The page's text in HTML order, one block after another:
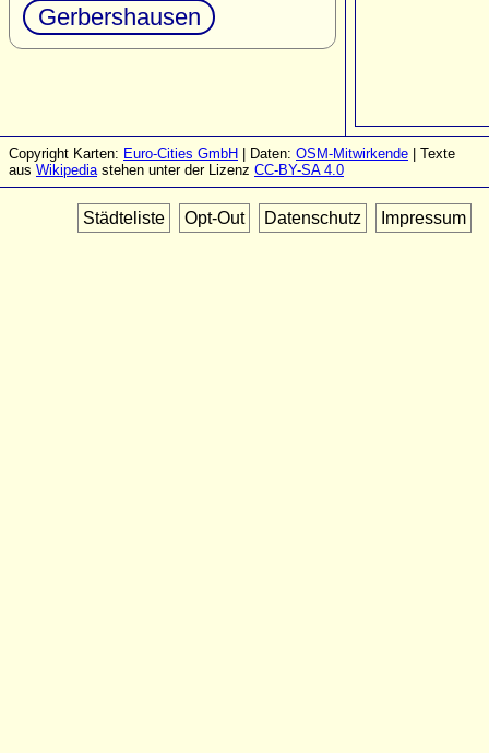
Gerbershausen
Copyright Karten: Euro-Cities GmbH | Daten: OSM-Mitwirkende | Texte
aus Wikipediastehen unter der Lizenz CC-BY-SA 4.0
Städteliste Opt-Out Datenschutz Impressum